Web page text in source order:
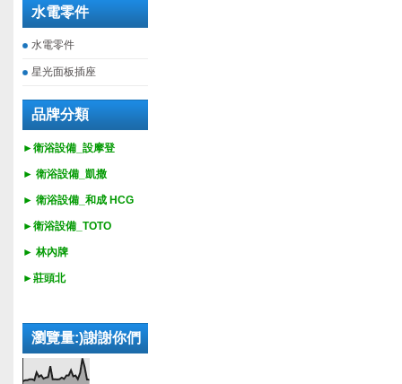
水電零件
水電零件
星光面板插座
品牌分類
►衛浴設備_設摩登
► 衛浴設備_ 凱撒
► 衛浴設備_ 和成 HCG
►衛浴設備_ TOTO
► 林內牌
►莊頭北
瀏覽量:)謝謝你們